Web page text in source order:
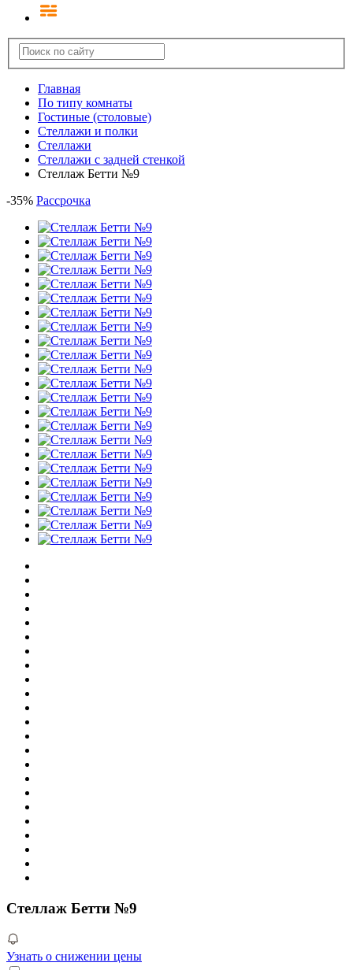
Главная
По типу комнаты
Гостиные (столовые)
Стеллажи и полки
Стеллажи
Стеллажи с задней стенкой
Стеллаж Бетти №9
-35% Рассрочка
Стеллаж Бетти №9
Узнать о снижении цены